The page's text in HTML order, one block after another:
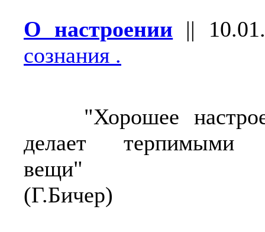
О настроении ||
сознания .
"Хорошее
делает терпимыми
вещи"
(Г.Бичер)